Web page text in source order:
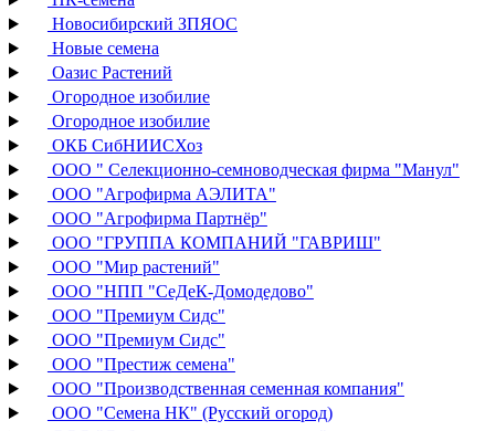
Новосибирский ЗПЯОС
Новые семена
Оазис Растений
Огородное изобилие
Огородное изобилие
ОКБ СибНИИСХоз
ООО " Селекционно-семноводческая фирма "Манул"
ООО "Агрофирма АЭЛИТА"
ООО "Агрофирма Партнёр"
ООО "ГРУППА КОМПАНИЙ "ГАВРИШ"
ООО "Мир растений"
ООО "НПП "СеДеК-Домодедово"
ООО "Премиум Сидс"
ООО "Премиум Сидс"
ООО "Престиж семена"
ООО "Производственная семенная компания"
ООО "Семена НК" (Русский огород)